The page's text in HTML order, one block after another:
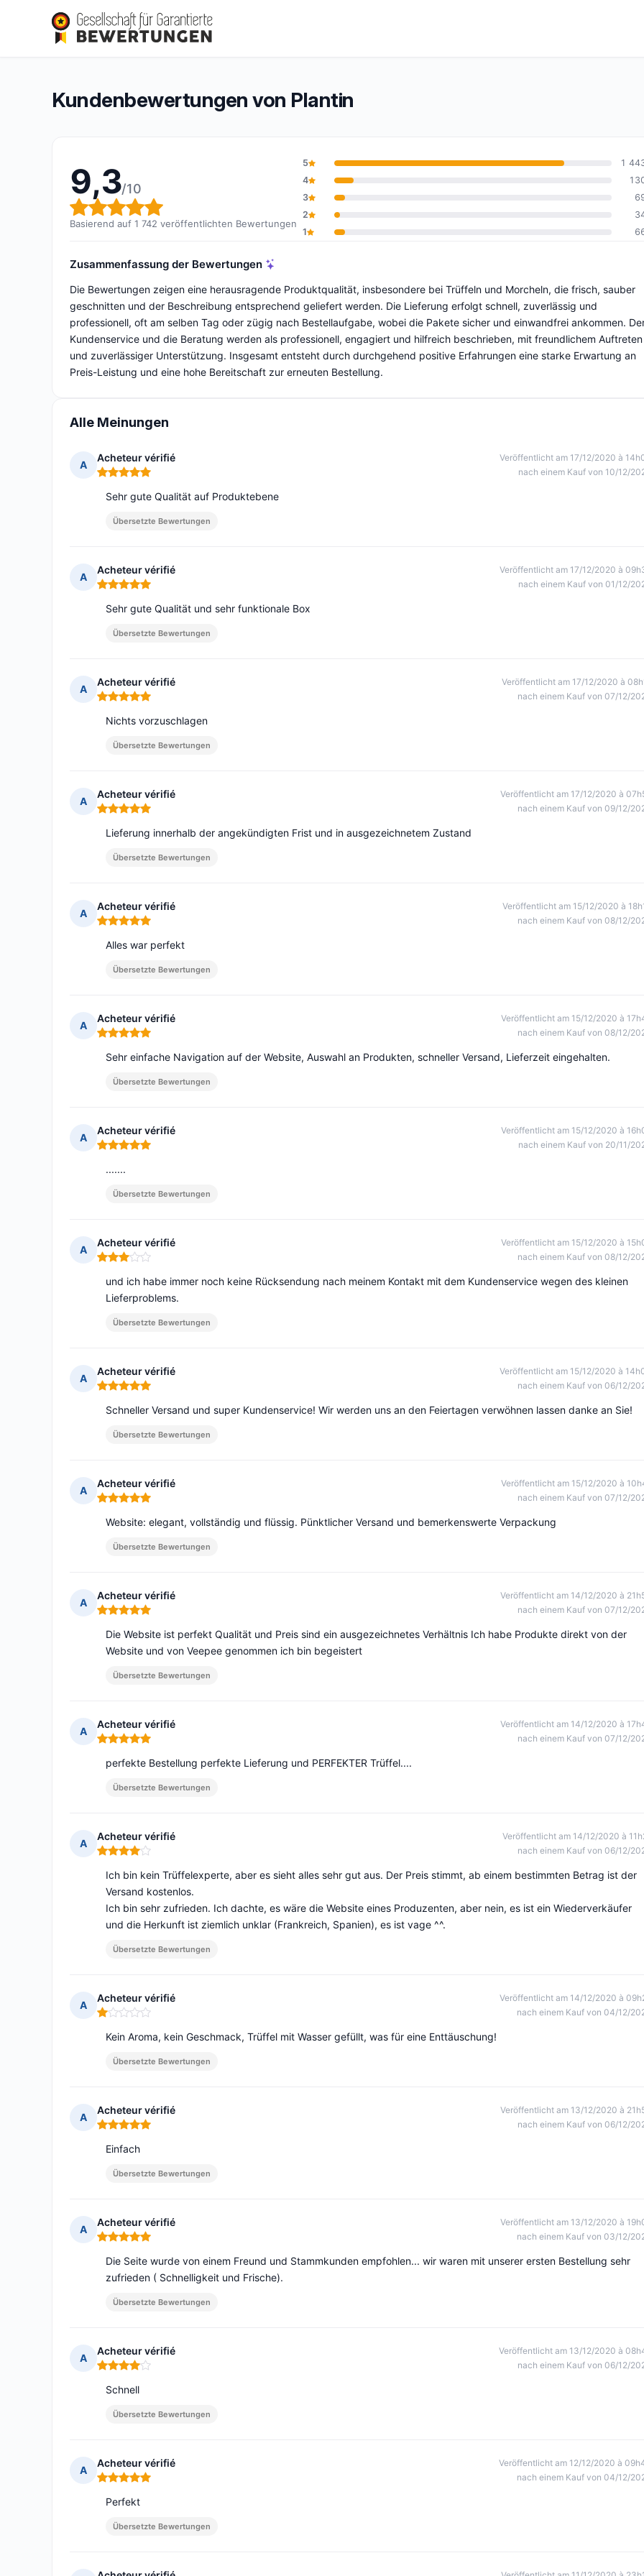
Plantin
Gesamtbewertung: 9,3 von 10
9,3/10(1 742 Bewertungen)
Kundenbewertungen von Plantin
9,3/10
Gesamtbewertung: 9,3 von 10
Basierend auf 1 742 veröffentlichten Bewertungen
5
1
4
3
2
1
Zusammenfassung der Bewertungen
Die Bewertungen zeigen eine herausragende Produktqualität, insbesondere bei Trüffeln und Morcheln, die frisch, sauber
geschnitten und der Beschreibung entsprechend geliefert werden. Die Lieferung erfolgt schnell, zuverlässig und
professionell, oft am selben Tag oder zügig nach Bestellaufgabe, wobei die Pakete sicher und einwandfrei ankommen.
Kundenservice und die Beratung werden als professionell, engagiert und hilfreich beschrieben, mit freundlichem Auftreten
und zuverlässiger Unterstützung. Insgesamt entsteht durch durchgehend positive Erfahrungen eine starke Erwartung an
Preis-Leistung und eine hohe Bereitschaft zur erneuten Bestellung.
Alle Meinungen
A
Acheteur vérifié
Hinweis: 5 von 5
Veröffentlicht am 17/12/2020 à
nach einem Kauf von 10/12/
Sehr gute Qualität auf Produktebene
Übersetzte Bewertungen
A
Acheteur vérifié
Hinweis: 5 von 5
Veröffentlicht am 17/12/2020 à
nach einem Kauf von 01/12/
Sehr gute Qualität und sehr funktionale Box
Übersetzte Bewertungen
A
Acheteur vérifié
Hinweis: 5 von 5
Veröffentlicht am 17/12/2020 à
nach einem Kauf von 07/12/
Nichts vorzuschlagen
Übersetzte Bewertungen
A
Acheteur vérifié
Hinweis: 5 von 5
Veröffentlicht am 17/12/2020 à
nach einem Kauf von 09/12/
Lieferung innerhalb der angekündigten Frist und in ausgezeichnetem Zustand
Übersetzte Bewertungen
A
Acheteur vérifié
Hinweis: 5 von 5
Veröffentlicht am 15/12/2020 à
nach einem Kauf von 08/12/
Alles war perfekt
Übersetzte Bewertungen
A
Acheteur vérifié
Hinweis: 5 von 5
Veröffentlicht am 15/12/2020 à
nach einem Kauf von 08/12/
Sehr einfache Navigation auf der Website, Auswahl an Produkten, schneller Versand, Lieferzeit eingehalten.
Übersetzte Bewertungen
A
Acheteur vérifié
Hinweis: 5 von 5
Veröffentlicht am 15/12/2020 à
nach einem Kauf von 20/11/
.......
Übersetzte Bewertungen
A
Acheteur vérifié
Hinweis: 3 von 5
Veröffentlicht am 15/12/2020 à
nach einem Kauf von 08/12/
und ich habe immer noch keine Rücksendung nach meinem Kontakt mit dem Kundenservice wegen des kleinen
Lieferproblems.
Übersetzte Bewertungen
A
Acheteur vérifié
Hinweis: 5 von 5
Veröffentlicht am 15/12/2020 à
nach einem Kauf von 06/12/
Schneller Versand und super Kundenservice! Wir werden uns an den Feiertagen verwöhnen lassen danke an Sie!
Übersetzte Bewertungen
A
Acheteur vérifié
Hinweis: 5 von 5
Veröffentlicht am 15/12/2020 à
nach einem Kauf von 07/12/
Website: elegant, vollständig und flüssig. Pünktlicher Versand und bemerkenswerte Verpackung
Übersetzte Bewertungen
A
Acheteur vérifié
Hinweis: 5 von 5
Veröffentlicht am 14/12/2020 à
nach einem Kauf von 07/12/
Die Website ist perfekt Qualität und Preis sind ein ausgezeichnetes Verhältnis Ich habe Produkte direkt von der
Website und von Veepee genommen ich bin begeistert
Übersetzte Bewertungen
A
Acheteur vérifié
Hinweis: 5 von 5
Veröffentlicht am 14/12/2020 à
nach einem Kauf von 07/12/
perfekte Bestellung perfekte Lieferung und PERFEKTER Trüffel....
Übersetzte Bewertungen
A
Acheteur vérifié
Hinweis: 4 von 5
Veröffentlicht am 14/12/2020 à
nach einem Kauf von 06/12/
Ich bin kein Trüffelexperte, aber es sieht alles sehr gut aus. Der Preis stimmt, ab einem bestimmten Betrag ist der
Versand kostenlos.
Ich bin sehr zufrieden. Ich dachte, es wäre die Website eines Produzenten, aber nein, es ist ein Wiederverkäufer
und die Herkunft ist ziemlich unklar (Frankreich, Spanien), es ist vage ^^.
Übersetzte Bewertungen
A
Acheteur vérifié
Hinweis: 1 von 5
Veröffentlicht am 14/12/2020 à
nach einem Kauf von 04/12/
Kein Aroma, kein Geschmack, Trüffel mit Wasser gefüllt, was für eine Enttäuschung!
Übersetzte Bewertungen
A
Acheteur vérifié
Hinweis: 5 von 5
Veröffentlicht am 13/12/2020 à
nach einem Kauf von 06/12/
Einfach
Übersetzte Bewertungen
A
Acheteur vérifié
Hinweis: 5 von 5
Veröffentlicht am 13/12/2020 à
nach einem Kauf von 03/12/
Die Seite wurde von einem Freund und Stammkunden empfohlen... wir waren mit unserer ersten Bestellung sehr
zufrieden ( Schnelligkeit und Frische).
Übersetzte Bewertungen
A
Acheteur vérifié
Hinweis: 4 von 5
Veröffentlicht am 13/12/2020 à
nach einem Kauf von 06/12/
Schnell
Übersetzte Bewertungen
A
Acheteur vérifié
Hinweis: 5 von 5
Veröffentlicht am 12/12/2020 à
nach einem Kauf von 04/12/
Perfekt
Übersetzte Bewertungen